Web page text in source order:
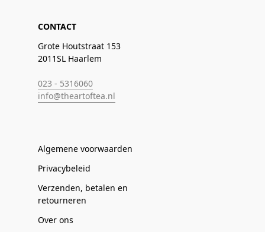
CONTACT
Grote Houtstraat 153
2011SL Haarlem
023 - 5316060
info@theartoftea.nl
Algemene voorwaarden
Privacybeleid
Verzenden, betalen en
retourneren
Over ons